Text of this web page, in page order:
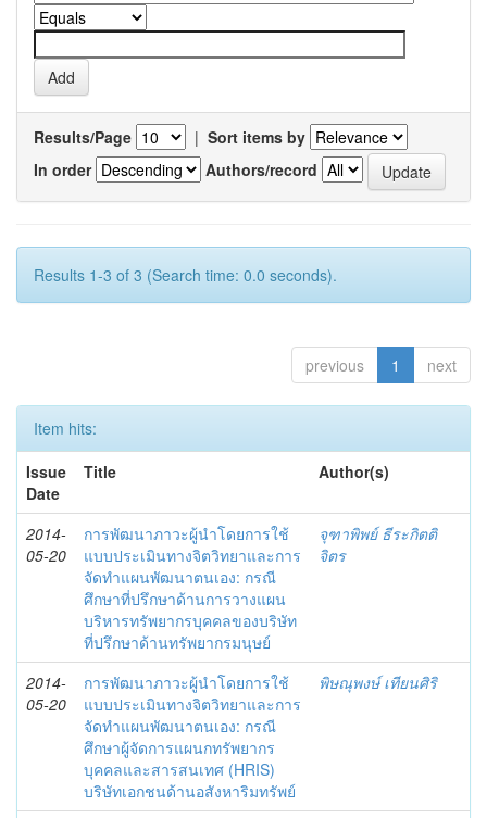
Results/Page | Sort items by
In order
Authors/record
Results 1-3 of 3 (Search time: 0.0 seconds).
previous 1 next
Item hits:
Issue
Date
Title Author(s)
2014-
05-20
การพัฒนาภาวะผู้นำโดยการใช้
แบบประเมินทางจิตวิทยาและการ
จัดทำแผนพัฒนาตนเอง: กรณี
ศึกษาที่ปรึกษาด้านการวางแผน
บริหารทรัพยากรบุคคลของบริษัท
ที่ปรึกษาด้านทรัพยากรมนุษย์
จุฑาพิพย์ ธีระกิตติ
จิตร
2014-
05-20
การพัฒนาภาวะผู้นำโดยการใช้
แบบประเมินทางจิตวิทยาและการ
จัดทำแผนพัฒนาตนเอง: กรณี
ศึกษาผู้จัดการแผนกทรัพยากร
บุคคลและสารสนเทศ (HRIS)
บริษัทเอกชนด้านอสังหาริมทรัพย์
พิษณุพงษ์ เทียนศิริ